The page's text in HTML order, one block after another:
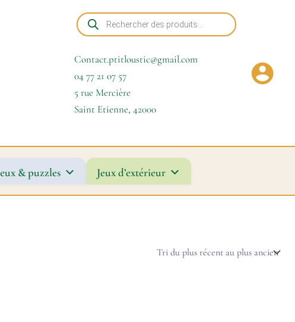
Recherche
de
produits
Contact.ptitloustic@gmail.com
04 77 21 07 57
5 rue Mercière
Saint Etienne, 42000
& puzzles Jeux d’extérieur